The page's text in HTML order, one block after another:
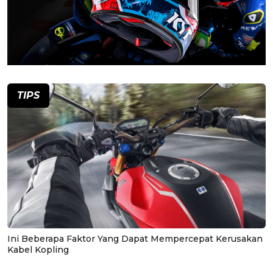
TIPS
Ini Beberapa Faktor Yang Dapat Mempercepat Kerusakan
Kabel Kopling